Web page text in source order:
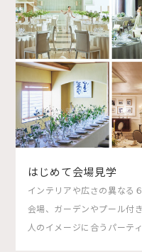
はじめて会場見学
インテリアや広さの異なる
会場、ガーデンやプール付
人のイメージに合うパーテ